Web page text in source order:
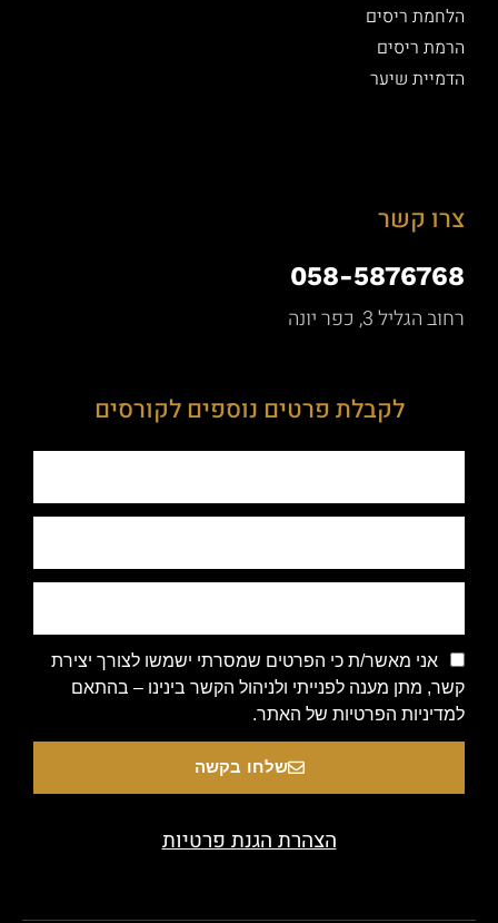
הלחמת ריסים
הרמת ריסים
הדמיית שיער
צרו קשר
058-5876768
רחוב הגליל 3, כפר יונה
לקבלת פרטים נוספים לקורסים
אני מאשר/ת כי הפרטים שמסרתי ישמשו לצורך יצירת
קשר, מתן מענה לפנייתי ולניהול הקשר בינינו – בהתאם
למדיניות הפרטיות של האתר.
שלחו בקשה
הצהרת הגנת פרטיות